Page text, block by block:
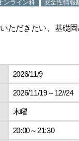
ンライン科 安全性情報
ただきたい、基礎
2026/11/9
2026/11/19～12//24
木曜
20:00～21:30